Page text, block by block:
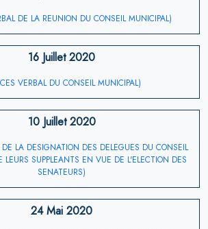
DE LA REUNION DU CONSEIL MUNICIPAL)
16 Juillet 2020
VERBAL DU CONSEIL MUNICIPAL)
10 Juillet 2020
DE LA DESIGNATION DES DELEGUES DU CONSEIL
LEURS SUPPLEANTS EN VUE DE L'ELECTION DES
SENATEURS)
24 Mai 2020